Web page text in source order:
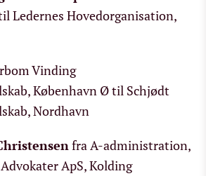
Ledernes Hovedorganisation,
Vinding
København Ø til Schjødt
Nordhavn
fra A-administration,
ApS, Kolding